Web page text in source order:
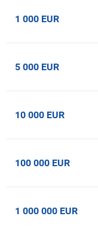
1 000 EUR
5 000 EUR
10 000 EUR
100 000 EUR
1 000 000 EUR